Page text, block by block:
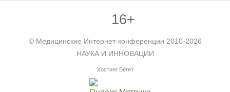
16+
© Медицинские Интернет-конференции 2010-2026
НАУКА И ИННОВАЦИИ
Хостинг Бегет